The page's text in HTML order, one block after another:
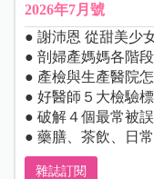
2026年7月號
● 謝沛恩 從甜美少
● 剖婦產媽媽各階
● 產檢與生產醫院
● 好醫師５大檢驗
● 破解４個最常被
● 藥膳、茶飲、日
雜誌訂閱